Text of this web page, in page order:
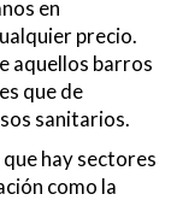
en
precio.
aquellos barros
que de
sanitarios.
que hay sectores
como la